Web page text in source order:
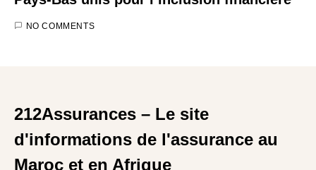
NO COMMENTS
212Assurances – Le site
d'informations de l'assurance au
Maroc et en Afrique